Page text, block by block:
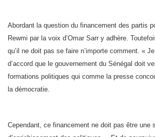
Abordant la question du financement des partis
Rewmi par la voix d’Omar Sarr y adhère.
qu’il ne doit pas se faire n’importe comment. «
d’accord que le gouvernement du Sénégal doit
formations politiques qui comme la presse
la démocratie.
Cependant, ce financement ne doit pas être une